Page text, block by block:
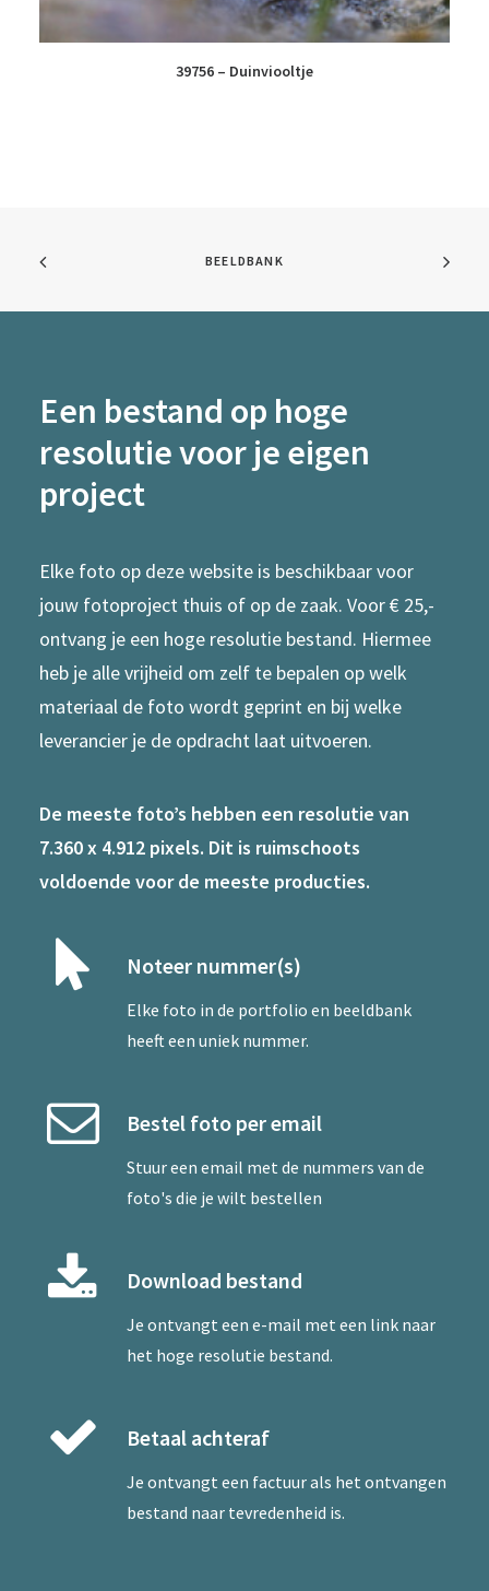
39756 – Duinviooltje
BEELDBANK
Een bestand op hoge
resolutie voor je eigen
project
Elke foto op deze website is beschikbaar voor
jouw fotoproject thuis of op de zaak. Voor € 25,-
ontvang je een hoge resolutie bestand. Hiermee
heb je alle vrijheid om zelf te bepalen op welk
materiaal de foto wordt geprint en bij welke
leverancier je de opdracht laat uitvoeren.
De meeste foto’s hebben een resolutie van
7.360 x 4.912 pixels. Dit is ruimschoots
voldoende voor de meeste producties.
Noteer nummer(s)
Elke foto in de portfolio en beeldbank
heeft een uniek nummer.
Bestel foto per email
Stuur een email met de nummers van de
foto's die je wilt bestellen
Download bestand
Je ontvangt een e-mail met een link naar
het hoge resolutie bestand.
Betaal achteraf
Je ontvangt een factuur als het ontvangen
bestand naar tevredenheid is.